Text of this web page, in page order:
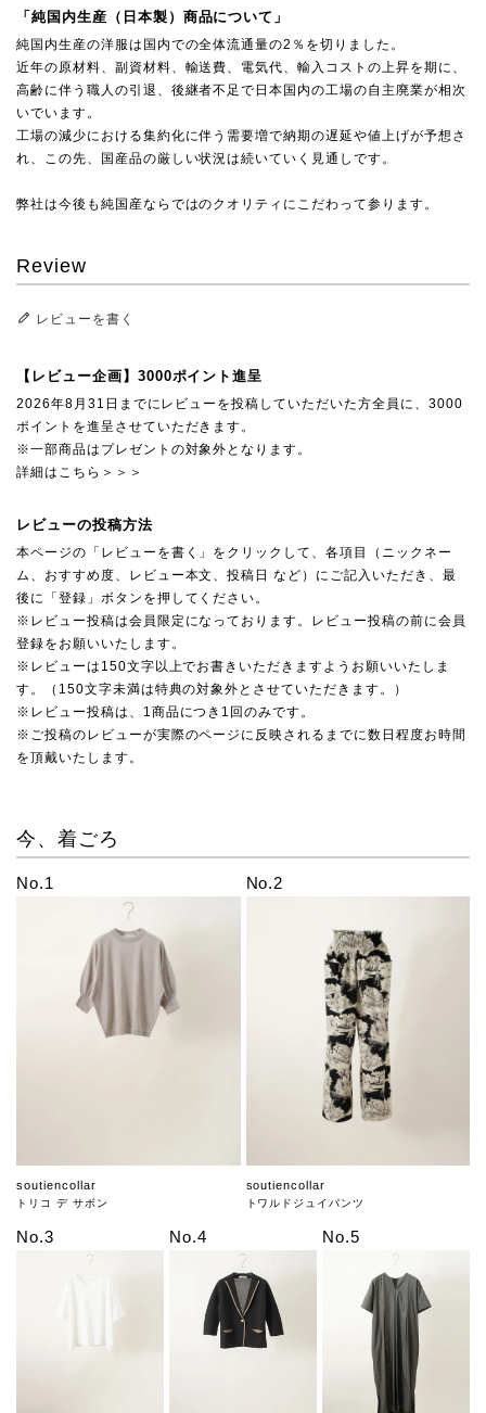
「純国内生産（日本製）商品について」
純国内生産の洋服は国内での全体流通量の2％を切りました。
近年の原材料、副資材料、輸送費、電気代、輸入コストの上昇を期に、
高齢に伴う職人の引退、後継者不足で日本国内の工場の自主廃業が相次
いでいます。
工場の減少における集約化に伴う需要増で納期の遅延や値上げが予想さ
れ、この先、国産品の厳しい状況は続いていく見通しです。
弊社は今後も純国産ならではのクオリティにこだわって参ります。
Review
レビューを書く
【レビュー企画】3000ポイント進呈
2026年8月31日までにレビューを投稿していただいた方全員に、3000
ポイントを進呈させていただきます。
※一部商品はプレゼントの対象外となります。
詳細はこちら＞＞＞
レビューの投稿方法
本ページの「レビューを書く」をクリックして、各項目（ニックネー
ム、おすすめ度、レビュー本文、投稿日 など）にご記入いただき、最
後に「登録」ボタンを押してください。
※レビュー投稿は会員限定になっております。レビュー投稿の前に会員
登録をお願いいたします。
※レビューは150文字以上でお書きいただきますようお願いいたしま
す。（150文字未満は特典の対象外とさせていただきます。）
※レビュー投稿は、1商品につき1回のみです。
※ご投稿のレビューが実際のページに反映されるまでに数日程度お時間
を頂戴いたします。
今、着ごろ
No.1
soutiencollar
トリコ デ サボン
No.2
soutiencollar
トワルドジュイパンツ
No.3 No.4 No.5